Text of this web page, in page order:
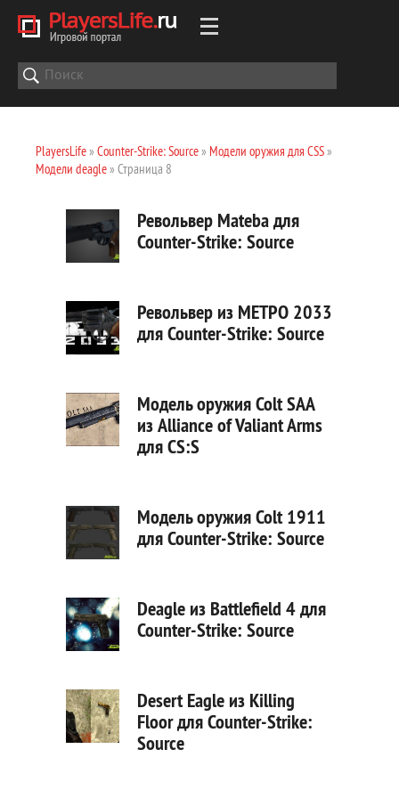
PlayersLife» Counter-Strike: Source» Модели оружия для CSS»
Модели deagle» Страница 8
Револьвер Mateba для
Counter-Strike: Source
Револьвер из МЕТРО 2033
для Counter-Strike: Source
Модель оружия Colt SAA
из Alliance of Valiant Arms
для CS:S
Модель оружия Colt 1911
для Counter-Strike: Source
Deagle из Battlefield 4 для
Counter-Strike: Source
Desert Eagle из Killing
Floor для Counter-Strike:
Source